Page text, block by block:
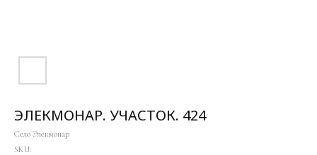
ЭЛЕКМОНАР. УЧАСТОК. 424
Село Элекмонар
SKU: